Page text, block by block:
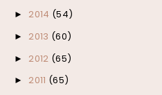
► 2014 (54)
► 2013 (60)
► 2012 (65)
► 2011 (65)